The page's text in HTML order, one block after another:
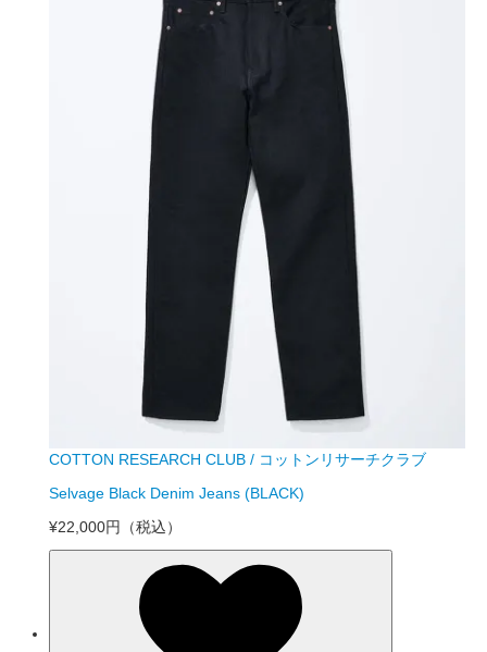
COTTON RESEARCH CLUB / コットンリサーチクラブ
Selvage Black Denim Jeans (BLACK)
¥22,000円
（税込）